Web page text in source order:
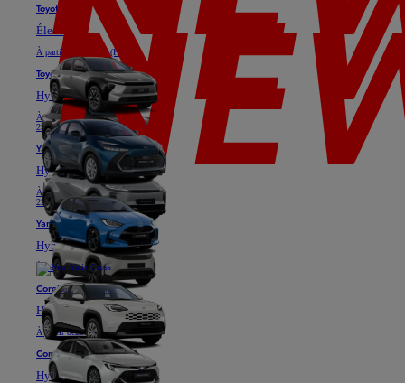
Toyota bZ4X
Électrique
À partir de 37.025 € (HTVA)
Toyota C-HR
Hybride ou Plug-in Hybride
À partir de
24.611 € (HTVA)
29.739 €
Yaris
Hybride
À partir de
18.871 € (HTVA)
22.811 €
Yaris Cross
Hybride
À partir de25.576 € (HTVA)
Corolla Hatchback
Hybride
À partir de28.901 € (HTVA)
Corolla Touring Sports
Hybride